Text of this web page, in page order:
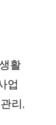
활
업
리,